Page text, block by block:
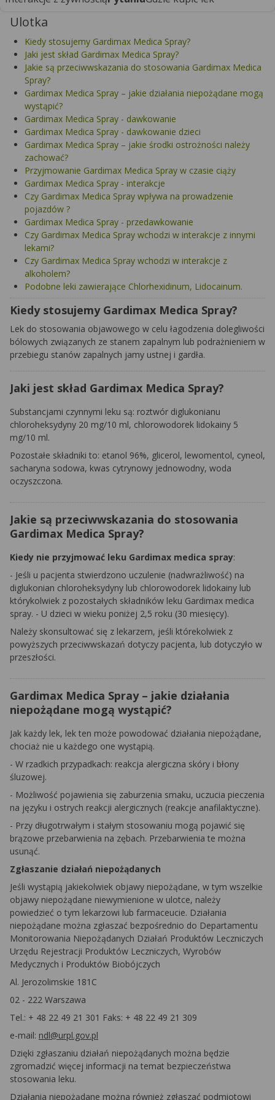
Ulotka
Kiedy stosujemy Gardimax Medica Spray?
Jaki jest skład Gardimax Medica Spray?
Jakie są przeciwwskazania do stosowania Gardimax Medica
Spray?
Gardimax Medica Spray – jakie działania niepożądane mogą
wystąpić?
Gardimax Medica Spray - dawkowanie
Gardimax Medica Spray - dawkowanie dzieci
Gardimax Medica Spray – jakie środki ostrożności należy
zachować?
Przyjmowanie Gardimax Medica Spray w czasie ciąży
Gardimax Medica Spray - interakcje
Czy Gardimax Medica Spray wpływa na prowadzenie
pojazdów ?
Gardimax Medica Spray - przedawkowanie
Czy Gardimax Medica Spray wchodzi w interakcje z innymi
lekami?
Czy Gardimax Medica Spray wchodzi w interakcje z
alkoholem?
Podobne leki zawierające Chlorhexidinum, Lidocainum.
Kiedy stosujemy Gardimax Medica Spray?
Lek do stosowania objawowego w celu łagodzenia dolegliwości
bólowych związanych ze stanem zapalnym lub podrażnieniem w
przebiegu stanów zapalnych jamy ustnej i gardła.
Jaki jest skład Gardimax Medica Spray?
Substancjami czynnymi leku są: roztwór diglukonianu
chloroheksydyny 20 mg/10 ml, chlorowodorek lidokainy 5
mg/10 ml.
Pozostałe składniki to: etanol 96%, glicerol, lewomentol, cyneol,
sacharyna sodowa, kwas cytrynowy jednowodny, woda
oczyszczona.
Jakie są przeciwwskazania do stosowania
Gardimax Medica Spray?
Kiedy nie przyjmować leku Gardimax medica spray:
- Jeśli u pacjenta stwierdzono uczulenie (nadwrażliwość) na
diglukonian chloroheksydyny lub chlorowodorek lidokainy lub
którykolwiek z pozostałych składników leku Gardimax medica
spray. - U dzieci w wieku poniżej 2,5 roku (30 miesięcy).
Należy skonsultować się z lekarzem, jeśli którekolwiek z
powyższych przeciwwskazań dotyczy pacjenta, lub dotyczyło w
przeszłości.
Gardimax Medica Spray – jakie działania
niepożądane mogą wystąpić?
Jak każdy lek, lek ten może powodować działania niepożądane,
chociaż nie u każdego one wystąpią.
- W rzadkich przypadkach: reakcja alergiczna skóry i błony
śluzowej.
- Możliwość pojawienia się zaburzenia smaku, uczucia pieczenia
na języku i ostrych reakcji alergicznych (reakcje anafilaktyczne).
- Przy długotrwałym i stałym stosowaniu mogą pojawić się
brązowe przebarwienia na zębach. Przebarwienia te można
usunąć.
Zgłaszanie działań niepożądanych
Jeśli wystąpią jakiekolwiek objawy niepożądane, w tym wszelkie
objawy niepożądane niewymienione w ulotce, należy
powiedzieć o tym lekarzowi lub farmaceucie. Działania
niepożądane można zgłaszać bezpośrednio do Departamentu
Monitorowania Niepożądanych Działań Produktów Leczniczych
Urzędu Rejestracji Produktów Leczniczych, Wyrobów
Medycznych i Produktów Biobójczych
Al. Jerozolimskie 181C
02 - 222 Warszawa
Tel.: + 48 22 49 21 301 Faks: + 48 22 49 21 309
e-mail: ndl@urpl.gov.pl
Dzięki zgłaszaniu działań niepożądanych można będzie
zgromadzić więcej informacji na temat bezpieczeństwa
stosowania leku.
Działania niepożądane można również zgłaszać podmiotowi